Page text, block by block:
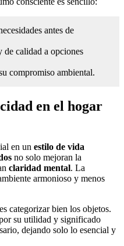
antes de
de calidad a opciones
compromiso ambiental.
en el hogar
en un estilo de vida
no solo mejoran la
claridad mental. La
armonioso y menos
es categorizar bien los objetos.
su utilidad y significado
dejando solo lo esencial y